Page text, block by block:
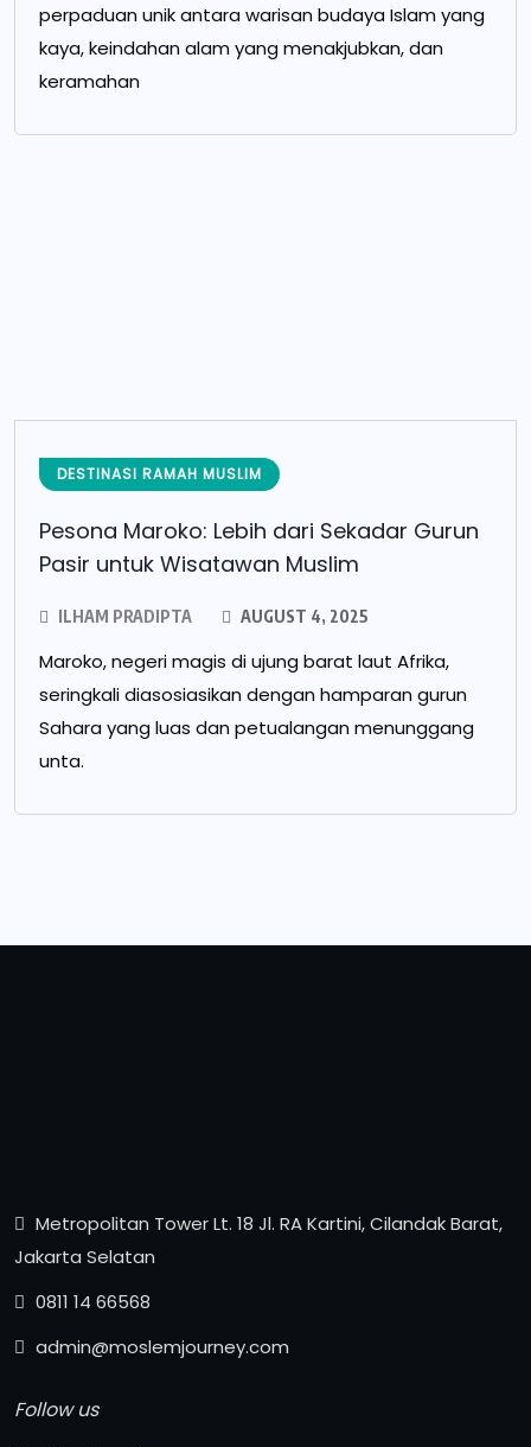
perpaduan unik antara warisan budaya Islam yang
kaya, keindahan alam yang menakjubkan, dan
keramahan
DESTINASI RAMAH MUSLIM
Pesona Maroko: Lebih dari Sekadar Gurun
Pasir untuk Wisatawan Muslim
ILHAM PRADIPTA AUGUST 4, 2025
Maroko, negeri magis di ujung barat laut Afrika,
seringkali diasosiasikan dengan hamparan gurun
Sahara yang luas dan petualangan menunggang
unta.
Metropolitan Tower Lt. 18 Jl. RA Kartini, Cilandak Barat,
Jakarta Selatan
0811 14 66568
admin@moslemjourney.com
Follow us